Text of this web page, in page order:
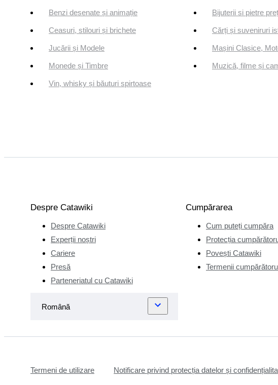
Benzi desenate și animație Bijuterii si pietre
Ceasuri, stilouri și brichete Cărți și suveniruri
Jucării și Modele Mașini Clasice,
Monede și Timbre Muzică, filme și
Vin, whisky și băuturi spirtoase
Despre Catawiki
Despre Catawiki
Experții noștri
Cariere
Presă
Parteneriatul cu Catawiki
Cumpărarea
Cum puteți cumpăra
Protecția
Povești Catawiki
Termenii
Termeni de utilizare Notificare privind protecția datelor și